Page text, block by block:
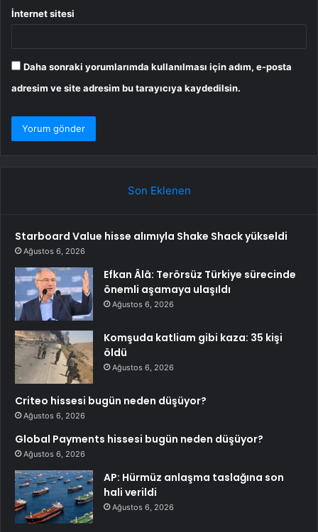
İnternet sitesi
Daha sonraki yorumlarımda kullanılması için adım, e-posta
adresim ve site adresim bu tarayıcıya kaydedilsin.
Son Eklenen
Starboard Value hisse alımıyla Shake Shack yükseldi
Ağustos 6, 2026
Efkan Âlâ: Terörsüz Türkiye sürecinde
önemli aşamaya ulaşıldı
Ağustos 6, 2026
Komşuda katliam gibi kaza: 35 kişi
öldü
Ağustos 6, 2026
Criteo hissesi bugün neden düşüyor?
Ağustos 6, 2026
Global Payments hissesi bugün neden düşüyor?
Ağustos 6, 2026
AP: Hürmüz anlaşma taslağına son
hali verildi
Ağustos 6, 2026